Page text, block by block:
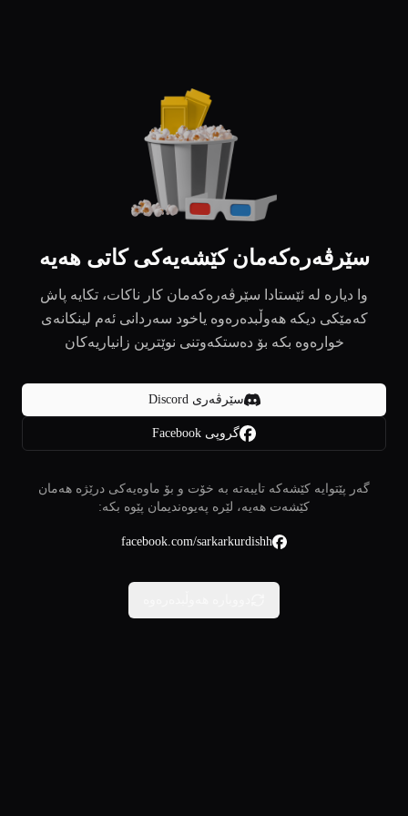
سێرڤەرەکەمان کێشەیەکی کاتی هەیە
وا دیارە لە ئێستادا سێرڤەرەکەمان کار ناکات، تکایە پاش
کەمێکی دیکە هەوڵبدەرەوە یاخود سەردانی ئەم لینکانەی
خوارەوە بکە بۆ دەستکەوتنی نوێترین زانیاریەکان
سێرڤەری Discord
گروپی Facebook
گەر پێتوایە کێشەکە تایبەتە بە خۆت و بۆ ماوەیەکی درێژە هەمان
کێشەت هەیە، لێرە پەیوەندیمان پێوە بکە:
facebook.com/sarkarkurdishh